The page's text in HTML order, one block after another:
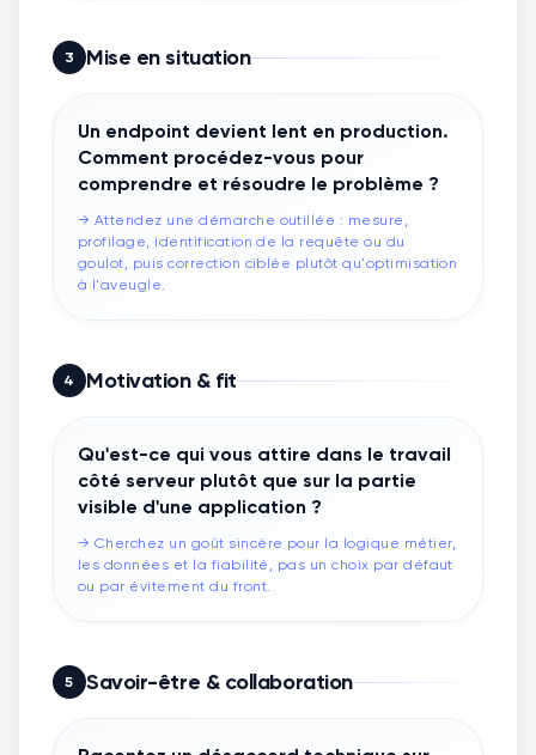
3 Mise en situation
Un endpoint devient lent en production.
Comment procédez-vous pour
comprendre et résoudre le problème ?
→ Attendez une démarche outillée : mesure,
profilage, identification de la requête ou du
goulot, puis correction ciblée plutôt qu'optimisation
à l'aveugle.
4 Motivation & fit
Qu'est-ce qui vous attire dans le travail
côté serveur plutôt que sur la partie
visible d'une application ?
→ Cherchez un goût sincère pour la logique métier,
les données et la fiabilité, pas un choix par défaut
ou par évitement du front.
5 Savoir-être & collaboration